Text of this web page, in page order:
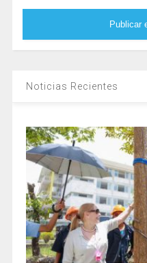
Noticias Recientes